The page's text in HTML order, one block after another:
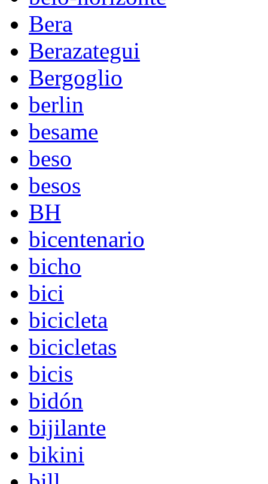
Bera
Berazategui
Bergoglio
berlin
besame
beso
besos
BH
bicentenario
bicho
bici
bicicleta
bicicletas
bicis
bidón
bijilante
bikini